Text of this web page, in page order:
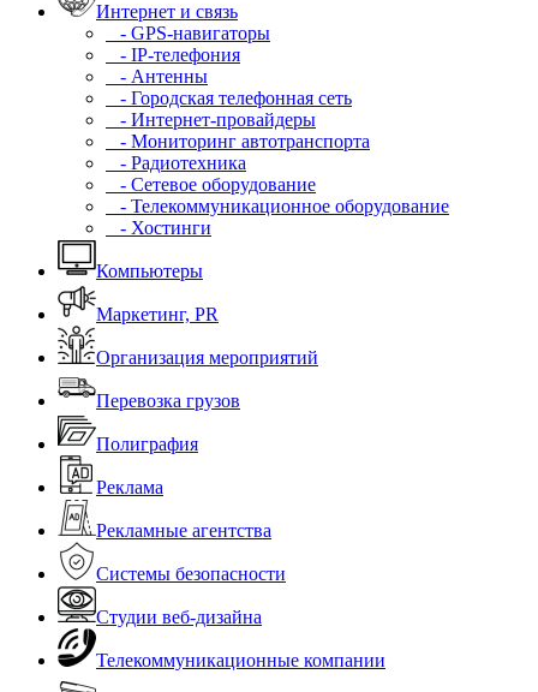
Интернет и связь
- GPS-навигаторы
- IP-телефония
- Антенны
- Городская телефонная сеть
- Интернет-провайдеры
- Мониторинг автотранспорта
- Радиотехника
- Сетевое оборудование
- Телекоммуникационное оборудование
- Хостинги
Компьютеры
Маркетинг, PR
Организация мероприятий
Перевозка грузов
Полиграфия
Реклама
Рекламные агентства
Системы безопасности
Студии веб-дизайна
Телекоммуникационные компании